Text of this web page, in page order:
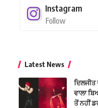
Instagram
Follow
Latest News
ਵਾਲਾ
ਤੋਂ ਨਹੀਂ